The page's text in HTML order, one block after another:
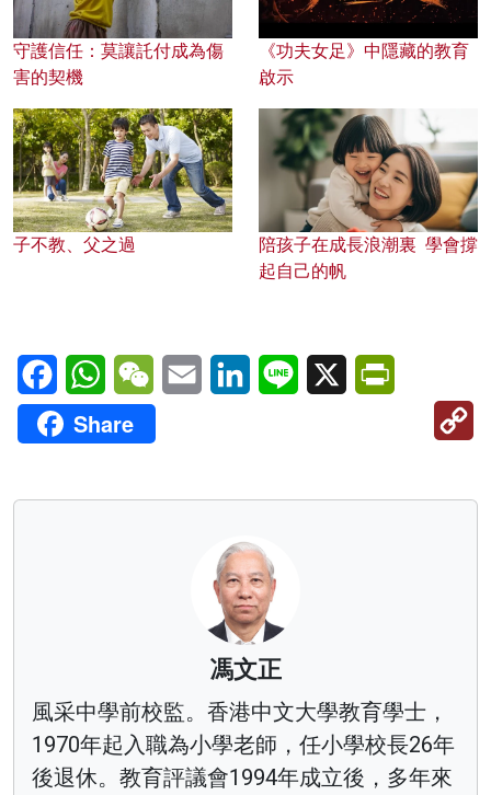
守護信任：莫讓託付成為傷
害的契機
《功夫女足》中隱藏的教育
啟示
子不教、父之過
陪孩子在成長浪潮裏 學會撐
起自己的帆
FacebookWhatsAppWeChatEmail LinkedInLine X
Share
馮文正
風采中學前校監。香港中文大學教育學士，
1970年起入職為小學老師，任小學校長26年
後退休。教育評議會1994年成立後，多年來